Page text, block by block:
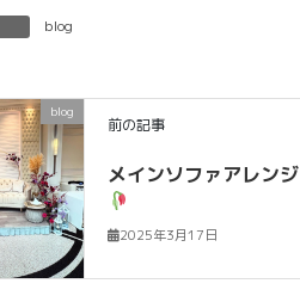
blog
blog
前の記事
メインソファアレンジ
2025年3月17日